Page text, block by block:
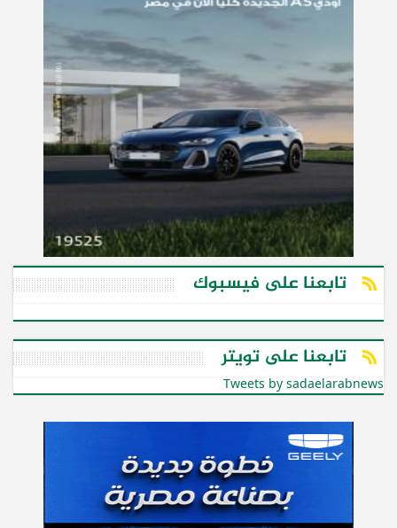
تابعنا على فيسبوك
تابعنا على تويتر
Tweets by sadaelarabnews